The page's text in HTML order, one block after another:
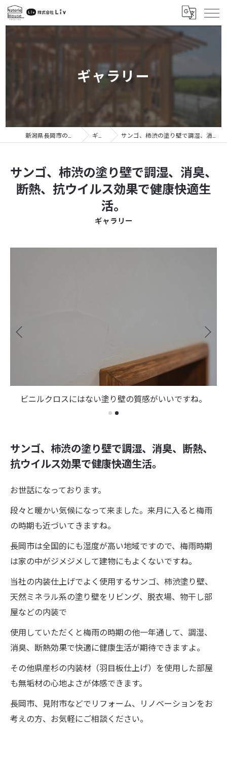
ギャラリー
ギャラリー サンゴ、柿渋の塗り壁で調湿、消臭、断熱、抗ウイルス効果で健康快適生活。
ギャラリー
サンゴ、柿渋の塗り壁で調湿、消臭、
断熱、抗ウイルス効果で健康快適生
活。
ビニルクロスにはない塗り壁の質感がいいですね。
サンゴ、柿渋の塗り壁で調湿、消臭、断熱、
抗ウイルス効果で健康快適生活。
お世話になっております。
段々と暖かい気候になって来ました。来月に入ると梅雨
の時期も近づいてきますね。
長岡市は全国的にも湿度が高い地域ですので、梅雨時期
は家の中がジメジメして建物にもよくないですね。
当社の内装仕上げでよく使用するサンゴ、柿渋塗り壁、
天然ミネラル系の塗り壁をリビング、脱衣場、物干し部
屋などの内装で
使用していただくと梅雨の時期の他一年通して、調湿、
消臭、断熱効果で快適に健康生活が期待できますよ。
その他県産杉の内装材（羽目板仕上げ）を使用した部屋
も無垢材の心地よさが体感できます。
長岡市、見附市などでリフォーム、リノベーションをお
考えの方、お気軽にご相談ください。